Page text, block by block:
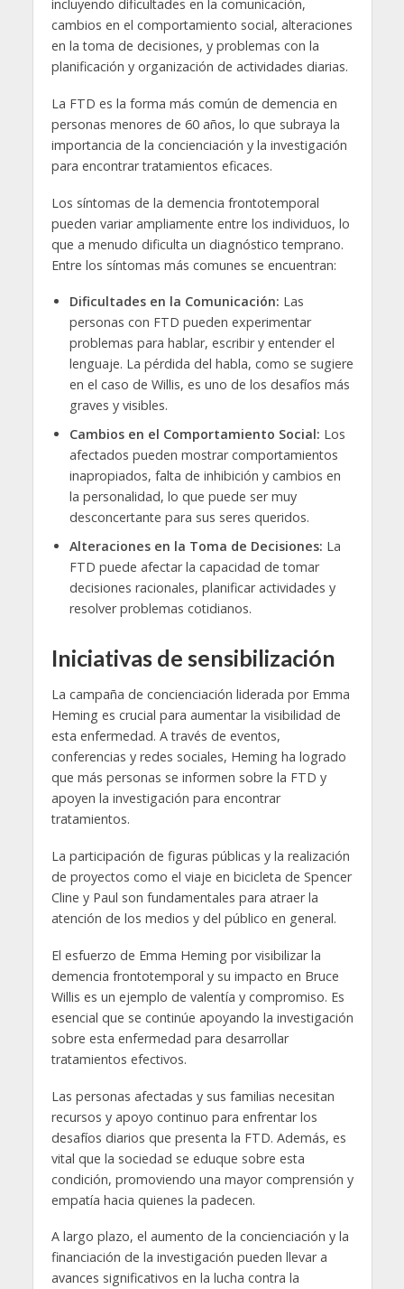
incluyendo dificultades en la comunicación,
cambios en el comportamiento social, alteraciones
en la toma de decisiones, y problemas con la
planificación y organización de actividades diarias.
La FTD es la forma más común de demencia en
personas menores de 60 años, lo que subraya la
importancia de la concienciación y la investigación
para encontrar tratamientos eficaces.
Los síntomas de la demencia frontotemporal
pueden variar ampliamente entre los individuos, lo
que a menudo dificulta un diagnóstico temprano.
Entre los síntomas más comunes se encuentran:
Dificultades en la Comunicación: Las
personas con FTD pueden experimentar
problemas para hablar, escribir y entender el
lenguaje. La pérdida del habla, como se sugiere
en el caso de Willis, es uno de los desafíos más
graves y visibles.
Cambios en el Comportamiento Social: Los
afectados pueden mostrar comportamientos
inapropiados, falta de inhibición y cambios en
la personalidad, lo que puede ser muy
desconcertante para sus seres queridos.
Alteraciones en la Toma de Decisiones: La
FTD puede afectar la capacidad de tomar
decisiones racionales, planificar actividades y
resolver problemas cotidianos.
Iniciativas de sensibilización
La campaña de concienciación liderada por Emma
Heming es crucial para aumentar la visibilidad de
esta enfermedad. A través de eventos,
conferencias y redes sociales, Heming ha logrado
que más personas se informen sobre la FTD y
apoyen la investigación para encontrar
tratamientos.
La participación de figuras públicas y la realización
de proyectos como el viaje en bicicleta de Spencer
Cline y Paul son fundamentales para atraer la
atención de los medios y del público en general.
El esfuerzo de Emma Heming por visibilizar la
demencia frontotemporal y su impacto en Bruce
Willis es un ejemplo de valentía y compromiso. Es
esencial que se continúe apoyando la investigación
sobre esta enfermedad para desarrollar
tratamientos efectivos.
Las personas afectadas y sus familias necesitan
recursos y apoyo continuo para enfrentar los
desafíos diarios que presenta la FTD. Además, es
vital que la sociedad se eduque sobre esta
condición, promoviendo una mayor comprensión y
empatía hacia quienes la padecen.
A largo plazo, el aumento de la concienciación y la
financiación de la investigación pueden llevar a
avances significativos en la lucha contra la